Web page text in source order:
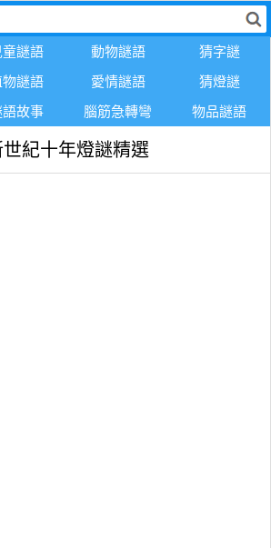
童謎語 動物謎語
猜字謎
物謎語 愛情謎語
猜燈謎
語故事 腦筋急轉彎 物品謎語
世紀十年燈謎精選